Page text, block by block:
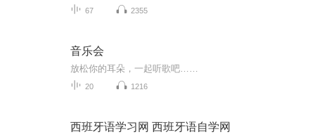
67 2355
音乐会
放松你的耳朵，一起听歌吧……
20 1216
西班牙语学习网 西班牙语自学网